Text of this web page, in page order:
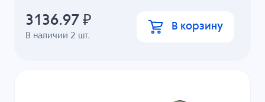
В наличии 2 шт.
3136.97 ₽ В корзину